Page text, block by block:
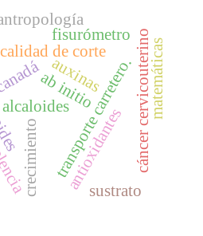
antioxidantes
ab initio
alcaloidestransporte carretero.
calidad de corte
crecimiento sustrato
cáncer cervicouterino
fisurómetro
matemáticas
auxinas